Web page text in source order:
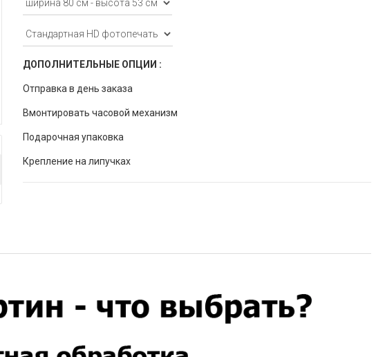
ДОПОЛНИТЕЛЬНЫЕ ОПЦИИ :
Отправка в день заказа
Вмонтировать часовой механизм
Подарочная упаковка
Крепление на липучках